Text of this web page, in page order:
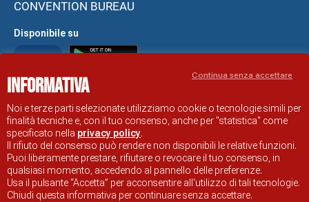
CONVENTION BUREAU
Disponibile su
Informativa e Cookie policy
Note Legali
Dichiarazione di accessibilità
Problemi di accessibilità
SITO UFFICIALE DI INFORMAZIONE TURISTICA DI RAVENNA
© COMUNE DI RAVENNA
Informativa
Noi e terze parti selezionate utilizziamo cookie o tecnologie simili per
finalità tecniche e, con il tuo consenso, anche per "statistica" come
specificato nella privacy policy.
Il rifiuto del consenso può rendere non disponibili le relative funzioni.
Puoi liberamente prestare, rifiutare o revocare il tuo consenso, in
qualsiasi momento, accedendo al pannello delle preferenze.
Usa il pulsante “Accetta” per acconsentire all'utilizzo di tali tecnologie.
Chiudi questa informativa per continuare senza accettare.
Continua senza accettare